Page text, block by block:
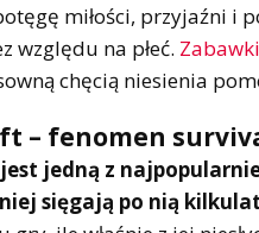
miłości, przyjaźni i
względu na płeć.
chęcią niesienia
– fenomen
jedną z
sięgają po nią